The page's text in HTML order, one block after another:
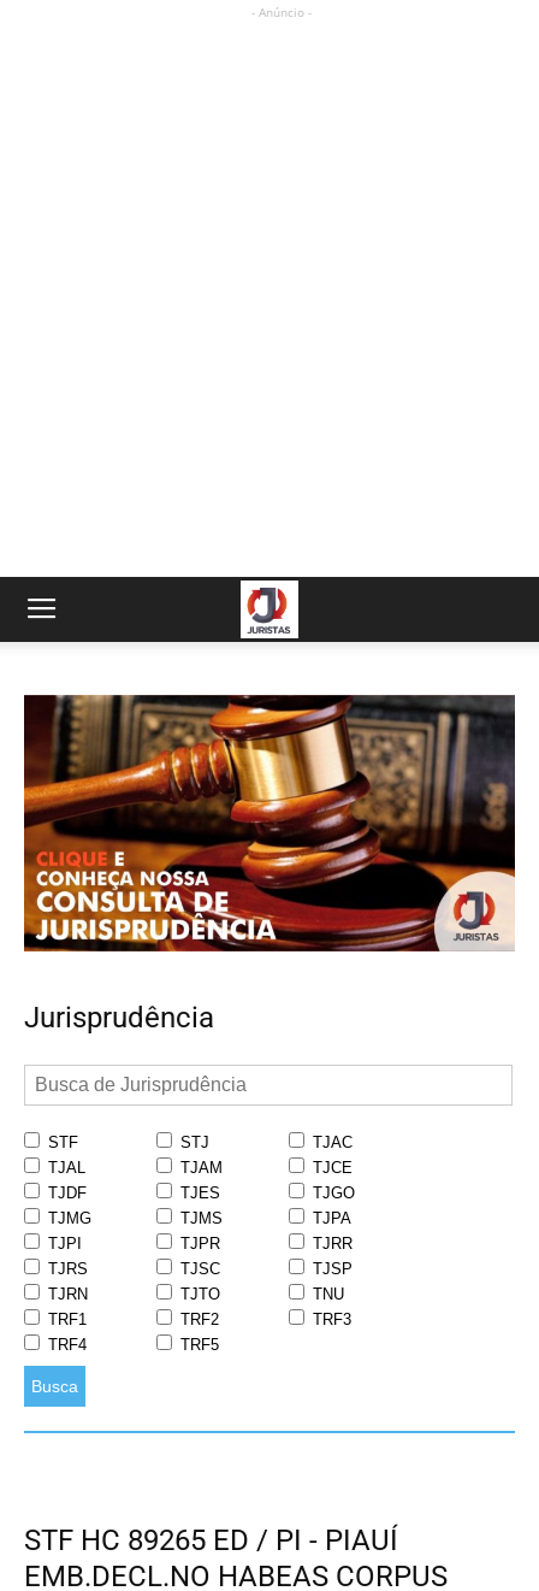
- Anúncio -
Jurisprudência
STF STJ
TJAC
TJAL
TJAM
TJCE
TJDF
TJES
TJGO
TJMG
TJMS
TJPA
TJPI
TJPR
TJRR
TJRS
TJSC
TJSP
TJRN
TJTO
TNU
TRF1
TRF2
TRF3
TRF4
TRF5
Busca
STF HC 89265 ED / PI - PIAUÍ
EMB.DECL.NO HABEAS CORPUS